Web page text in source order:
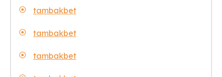
tambakbet
tambakbet
tambakbet